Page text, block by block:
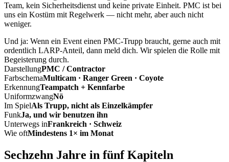
Team, kein Sicherheitsdienst und keine private Einheit. PMC ist bei
uns ein Kostüm mit Regelwerk — nicht mehr, aber auch nicht
weniger.
Und ja: Wenn ein Event einen PMC-Trupp braucht, gerne auch mit
ordentlich LARP-Anteil, dann meld dich. Wir spielen die Rolle mit
Begeisterung durch.
DarstellungPMC / Contractor
FarbschemaMulticam · Ranger Green · Coyote
ErkennungTeampatch + Kennfarbe
UniformzwangNö
Im SpielAls Trupp, nicht als Einzelkämpfer
FunkJa, und wir benutzen ihn
Unterwegs inFrankreich · Schweiz
Wie oftMindestens 1× im Monat
Sechzehn Jahre in fünf Kapiteln